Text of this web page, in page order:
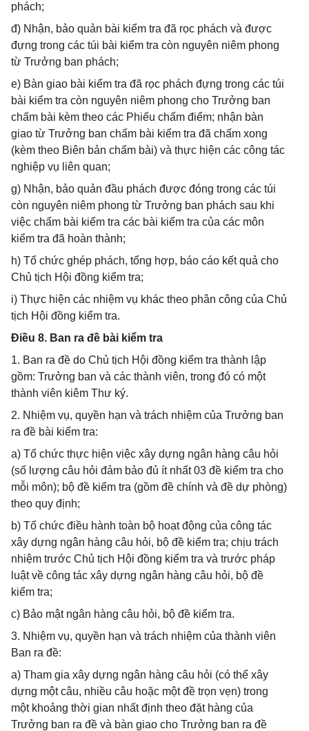
phách;
đ) Nhận, bảo quản bài kiểm tra đã rọc phách và được
đựng trong các túi bài kiểm tra còn nguyên niêm phong
từ Trưởng ban phách;
e) Bàn giao bài kiểm tra đã rọc phách đựng trong các túi
bài kiểm tra còn nguyên niêm phong cho Trưởng ban
chấm bài kèm theo các Phiếu chấm điểm; nhận bàn
giao từ Trưởng ban chấm bài kiểm tra đã chấm xong
(kèm theo Biên bản chấm bài) và thực hiện các công tác
nghiệp vụ liên quan;
g) Nhận, bảo quản đầu phách được đóng trong các túi
còn nguyên niêm phong từ Trưởng ban phách sau khi
việc chấm bài kiểm tra các bài kiểm tra của các môn
kiểm tra đã hoàn thành;
h) Tổ chức ghép phách, tổng hợp, báo cáo kết quả cho
Chủ tịch Hội đồng kiểm tra;
i) Thực hiện các nhiệm vụ khác theo phân công của Chủ
tịch Hội đồng kiểm tra.
Điều 8. Ban ra đề bài kiểm tra
1. Ban ra đề do Chủ tịch Hội đồng kiểm tra thành lập
gồm: Trưởng ban và các thành viên, trong đó có một
thành viên kiêm Thư ký.
2. Nhiệm vụ, quyền hạn và trách nhiệm của Trưởng ban
ra đề bài kiểm tra:
a) Tổ chức thực hiện việc xây dựng ngân hàng câu hỏi
(số lượng câu hỏi đảm bảo đủ ít nhất 03 đề kiểm tra cho
mỗi môn); bộ đề kiểm tra (gồm đề chính và đề dự phòng)
theo quy định;
b) Tổ chức điều hành toàn bộ hoạt động của công tác
xây dựng ngân hàng câu hỏi, bộ đề kiểm tra; chịu trách
nhiệm trước Chủ tịch Hội đồng kiểm tra và trước pháp
luật về công tác xây dựng ngân hàng câu hỏi, bộ đề
kiểm tra;
c) Bảo mật ngân hàng câu hỏi, bộ đề kiểm tra.
3. Nhiệm vụ, quyền hạn và trách nhiệm của thành viên
Ban ra đề:
a) Tham gia xây dựng ngân hàng câu hỏi (có thể xây
dựng một câu, nhiều câu hoặc một đề trọn vẹn) trong
một khoảng thời gian nhất định theo đặt hàng của
Trưởng ban ra đề và bàn giao cho Trưởng ban ra đề